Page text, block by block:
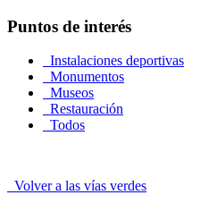
Puntos de interés
Instalaciones deportivas
Monumentos
Museos
Restauración
Todos
Volver a las vías verdes